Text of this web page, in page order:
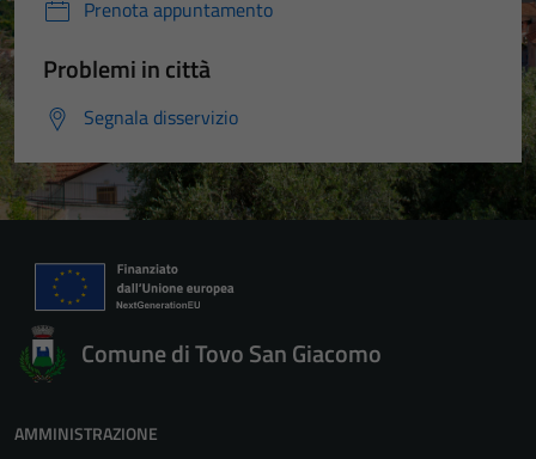
Prenota appuntamento
Problemi in città
Segnala disservizio
Comune di Tovo San Giacomo
AMMINISTRAZIONE